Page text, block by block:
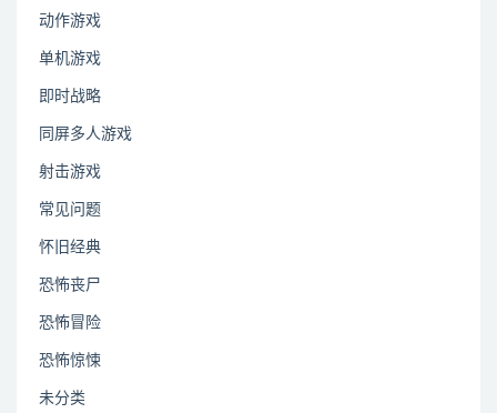
动作游戏
单机游戏
即时战略
同屏多人游戏
射击游戏
常见问题
怀旧经典
恐怖丧尸
恐怖冒险
恐怖惊悚
未分类